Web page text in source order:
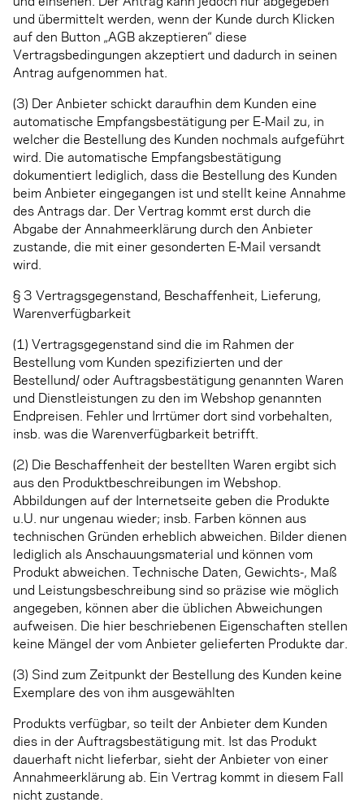
und übermittelt werden, wenn der Kunde durch Klicken
auf den Button „AGB akzeptieren“ diese
Vertragsbedingungen akzeptiert und dadurch in seinen
Antrag aufgenommen hat.
(3) Der Anbieter schickt daraufhin dem Kunden eine
automatische Empfangsbestätigung per E-Mail zu, in
welcher die Bestellung des Kunden nochmals aufgeführt
wird. Die automatische Empfangsbestätigung
dokumentiert lediglich, dass die Bestellung des Kunden
beim Anbieter eingegangen ist und stellt keine Annahme
des Antrags dar. Der Vertrag kommt erst durch die
Abgabe der Annahmeerklärung durch den Anbieter
zustande, die mit einer gesonderten E-Mail versandt
wird.
§ 3 Vertragsgegenstand, Beschaffenheit, Lieferung,
Warenverfügbarkeit
(1) Vertragsgegenstand sind die im Rahmen der
Bestellung vom Kunden spezifizierten und der
Bestellund/ oder Auftragsbestätigung genannten Waren
und Dienstleistungen zu den im Webshop genannten
Endpreisen. Fehler und Irrtümer dort sind vorbehalten,
insb. was die Warenverfügbarkeit betrifft.
(2) Die Beschaffenheit der bestellten Waren ergibt sich
aus den Produktbeschreibungen im Webshop.
Abbildungen auf der Internetseite geben die Produkte
u.U. nur ungenau wieder; insb. Farben können aus
technischen Gründen erheblich abweichen. Bilder dienen
lediglich als Anschauungsmaterial und können vom
Produkt abweichen. Technische Daten, Gewichts-, Maß
und Leistungsbeschreibung sind so präzise wie möglich
angegeben, können aber die üblichen Abweichungen
aufweisen. Die hier beschriebenen Eigenschaften stellen
keine Mängel der vom Anbieter gelieferten Produkte dar.
(3) Sind zum Zeitpunkt der Bestellung des Kunden keine
Exemplare des von ihm ausgewählten
Produkts verfügbar, so teilt der Anbieter dem Kunden
dies in der Auftragsbestätigung mit. Ist das Produkt
dauerhaft nicht lieferbar, sieht der Anbieter von einer
Annahmeerklärung ab. Ein Vertrag kommt in diesem Fall
nicht zustande.